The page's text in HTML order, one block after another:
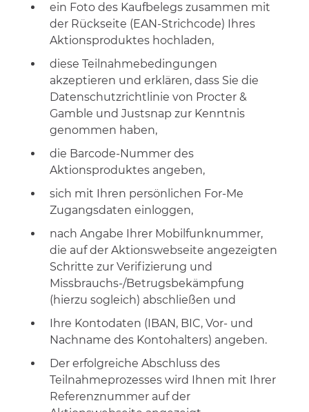
ein Foto des Kaufbelegs zusammen mit
der Rückseite (EAN-Strichcode) Ihres
Aktionsproduktes hochladen,
diese Teilnahmebedingungen
akzeptieren und erklären, dass Sie die
Datenschutzrichtlinie von Procter &
Gamble und Justsnap zur Kenntnis
genommen haben,
die Barcode-Nummer des
Aktionsproduktes angeben,
sich mit Ihren persönlichen For-Me
Zugangsdaten einloggen,
nach Angabe Ihrer Mobilfunknummer,
die auf der Aktionswebseite angezeigten
Schritte zur Verifizierung und
Missbrauchs-/Betrugsbekämpfung
(hierzu sogleich) abschließen und
Ihre Kontodaten (IBAN, BIC, Vor- und
Nachname des Kontohalters) angeben.
Der erfolgreiche Abschluss des
Teilnahmeprozesses wird Ihnen mit Ihrer
Referenznummer auf der